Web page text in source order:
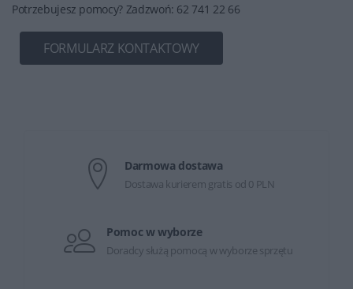
Potrzebujesz pomocy? Zadzwoń: 62 741 22 66
FORMULARZ KONTAKTOWY
Darmowa dostawa
Dostawa kurierem gratis od 0 PLN
Pomoc w wyborze
Doradcy służą pomocą w wyborze sprzętu